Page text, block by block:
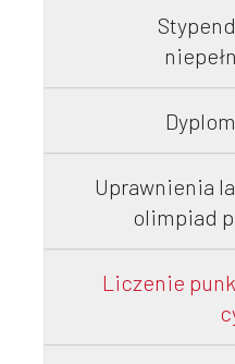
Uprawnienia
olimpiad
Liczenie